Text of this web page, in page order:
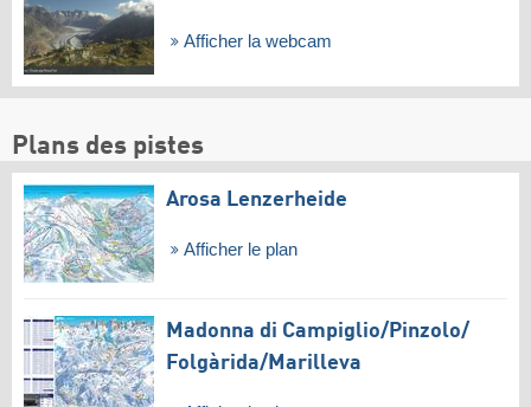
Afficher la webcam
Plans des pistes
Arosa Lenzerheide
Afficher le plan
Madonna di Campiglio/​Pinzolo/​
Folgàrida/​Marilleva